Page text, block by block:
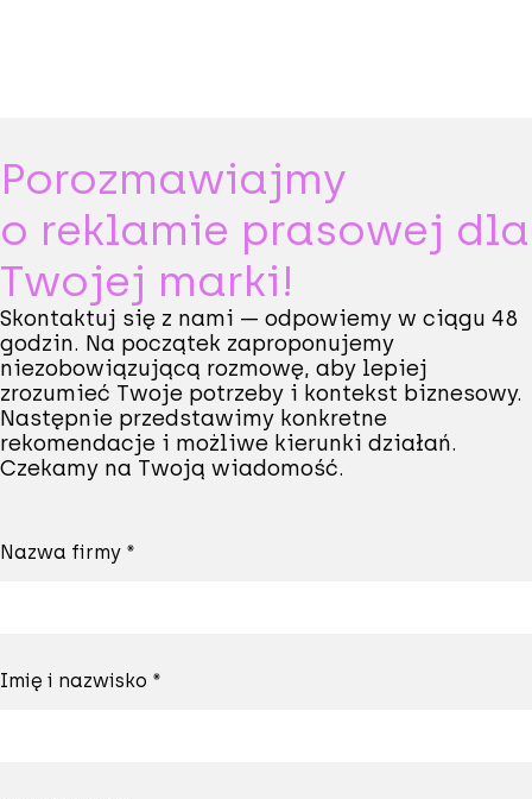
Porozmawiajmy
o reklamie prasowej dla
Twojej marki!
Skontaktuj się z nami — odpowiemy w ciągu 48
godzin. Na początek zaproponujemy
niezobowiązującą rozmowę, aby lepiej
zrozumieć Twoje potrzeby i kontekst biznesowy.
Następnie przedstawimy konkretne
rekomendacje i możliwe kierunki działań.
Czekamy na Twoją wiadomość.
Nazwa firmy *
Imię i nazwisko *